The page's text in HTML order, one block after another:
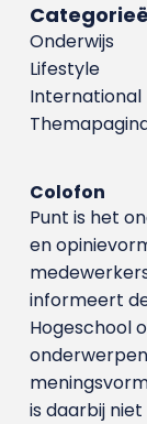
Onderwijs
Lifestyle
International
Colofon
Punt is het
en
informeert
Hogeschool
is daarbij